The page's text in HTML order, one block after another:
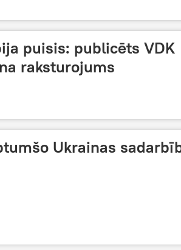
puisis: publicēts VDK
raksturojums
Ukrainas